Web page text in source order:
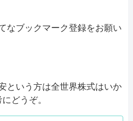
なブックマーク登録をお願い
という方は全世界株式はいか
どうぞ。